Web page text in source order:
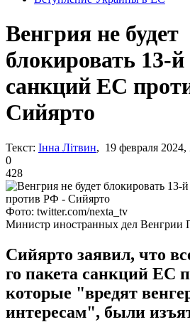
Венгрия не будет
блокировать 13-й
санкций ЕС
Сийярто
Текст: Інна Літвин, 19 февраля 2024,
0
428
Фото: twitter.com/nexta_tv
Министр иностранных дел Венгрии
Сийярто заявил, что
го пакета санкций ЕС
которые "вредят
интересам", были